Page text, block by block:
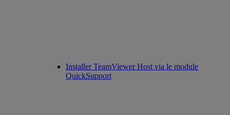
Installer TeamViewer Host via le module
QuickSupport